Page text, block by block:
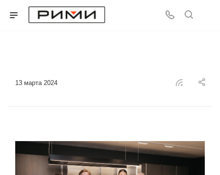
13 марта 2024